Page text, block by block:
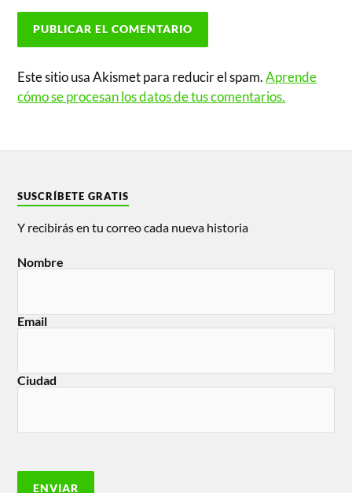
Este sitio usa Akismet para reducir el spam.Aprende
cómo se procesan los datos de tus comentarios.
SUSCRÍBETE GRATIS
Y recibirás en tu correo cada nueva historia
Nombre
Email
Ciudad